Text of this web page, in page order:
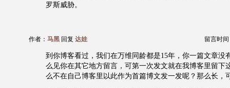
罗斯威胁。
作者： 马黑 回复 达娃 留言时间
到你博客看过，我们在万维同龄都是15年，你一篇文章没
么见你在其它地方留言，可第一次发文就在我博客里留下
么不在自己博客里以此作为首篇博文发一发呢？那么长，